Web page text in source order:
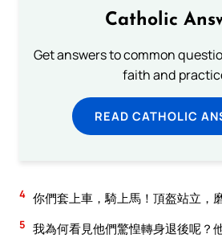
Catholic
Get answers to common
faith and
READ CATHOLIC
4 你們套上車，騎上馬！頂盔站立，
5 我為何看見他們驚惶轉身退後呢？